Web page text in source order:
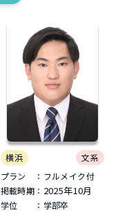
横浜
文系
プラン ：フルメイク付
掲載時期： 2025年10月
学位 ：学部卒